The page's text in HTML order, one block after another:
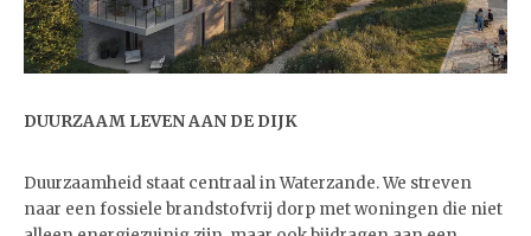
DUURZAAM LEVEN AAN DE DIJK
Duurzaamheid staat centraal in Waterzande. We streven
naar een fossiele brandstofvrij dorp met woningen die niet